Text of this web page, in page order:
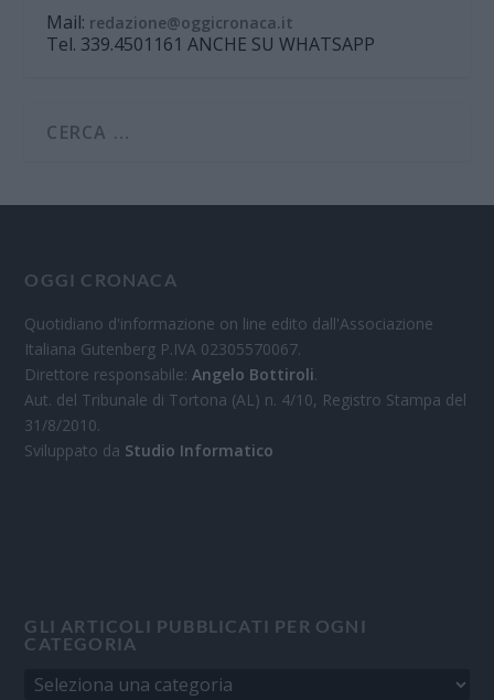
Mail: redazione@oggicronaca.it
Tel. 339.4501161 ANCHE SU WHATSAPP
OGGI CRONACA
Quotidiano d'informazione on line edito dall'Associazione
Italiana Gutenberg P.IVA 02305570067.
Direttore responsabile:Angelo Bottiroli.
Aut. del Tribunale di Tortona (AL) n. 4/10, Registro Stampa del
31/8/2010.
Sviluppato da Studio Informatico
GLI ARTICOLI PUBBLICATI PER OGNI
CATEGORIA